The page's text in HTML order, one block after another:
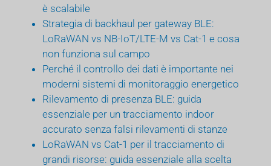
è scalabile
Strategia di backhaul per gateway BLE:
LoRaWAN vs NB-IoT/LTE-M vs Cat-1 e cosa
non funziona sul campo
Perché il controllo dei dati è importante nei
moderni sistemi di monitoraggio energetico
Rilevamento di presenza BLE: guida
essenziale per un tracciamento indoor
accurato senza falsi rilevamenti di stanze
LoRaWAN vs Cat-1 per il tracciamento di
grandi risorse: guida essenziale alla scelta